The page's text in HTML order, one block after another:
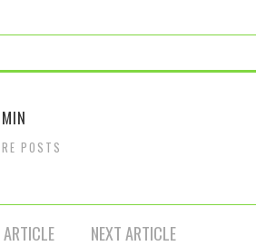
POSTS
NEXT ARTICLE